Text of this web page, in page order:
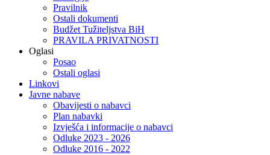
Pravilnik
Ostali dokumenti
Budžet Tužiteljstva BiH
PRAVILA PRIVATNOSTI
Oglasi
Posao
Ostali oglasi
Linkovi
Javne nabave
Obavijesti o nabavci
Plan nabavki
Izvješća i informacije o nabavci
Odluke 2023 - 2026
Odluke 2016 - 2022